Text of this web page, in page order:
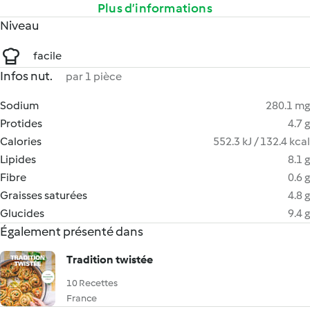
Plus d’informations
Niveau
facile
Infos nut. par 1 pièce
Sodium
280.1 mg
Protides
4.7 g
Calories
552.3 kJ / 132.4 kcal
Lipides
8.1 g
Fibre
0.6 g
Graisses saturées
4.8 g
Glucides
9.4 g
Également présenté dans
Tradition twistée
10 Recettes
France